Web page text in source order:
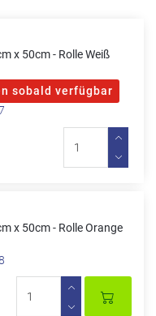
x 50cm - Rolle Weiß
sobald verfügbar
x 50cm - Rolle Orange